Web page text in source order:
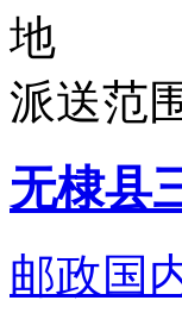
地
派送范
无棣县
邮政国